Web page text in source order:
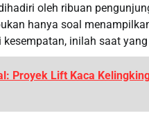
oleh ribuan
hanya soal
inilah saat
Proyek Lift Kaca